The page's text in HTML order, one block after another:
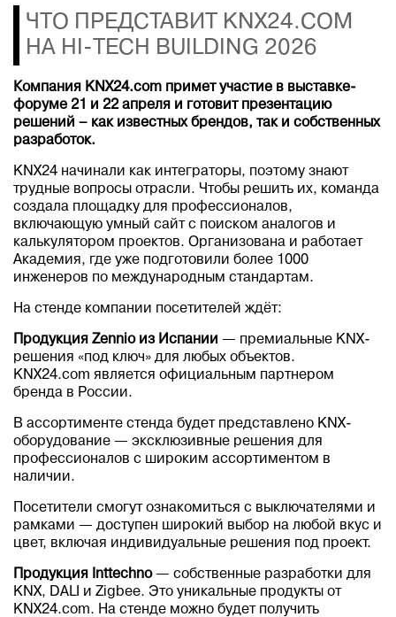
ЧТО ПРЕДСТАВИТ KNX24.COM
НА HI-TECH BUILDING 2026
Компания KNX24.com примет участие в выставке-
форуме 21 и 22 апреля и готовит презентацию
решений – как известных брендов, так и собственных
разработок.
KNX24 начинали как интеграторы, поэтому знают
трудные вопросы отрасли. Чтобы решить их, команда
создала площадку для профессионалов,
включающую умный сайт с поиском аналогов и
калькулятором проектов. Организована и работает
Академия, где уже подготовили более 1000
инженеров по международным стандартам.
На стенде компании посетителей ждёт:
Продукция Zennio из Испании — премиальные KNX-
решения «под ключ» для любых объектов.
KNX24.com является официальным партнером
бренда в России.
В ассортименте стенда будет представлено KNX-
оборудование — эксклюзивные решения для
профессионалов с широким ассортиментом в
наличии.
Посетители смогут ознакомиться с выключателями и
рамками — доступен широкий выбор на любой вкус и
цвет, включая индивидуальные решения под проект.
Продукция Inttechno— собственные разработки для
KNX, DALI и Zigbee. Это уникальные продукты от
KNX24.com. На стенде можно будет получить